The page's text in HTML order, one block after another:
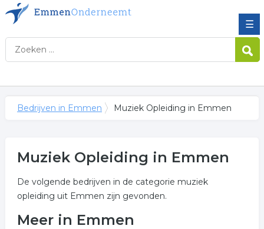
☰
Bedrijven in Emmen Muziek Opleiding in Emmen
Muziek Opleiding in Emmen
De volgende bedrijven in de categorie muziek
opleiding uit Emmen zijn gevonden.
Meer in Emmen